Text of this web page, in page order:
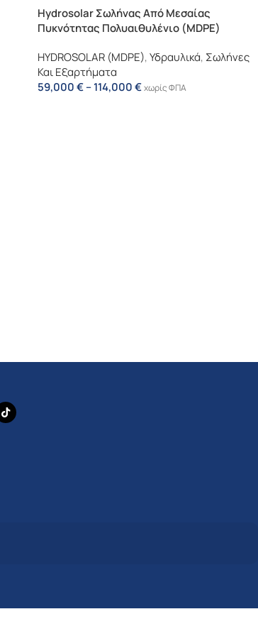
Hydrosolar Σωλήνας Από Μεσαίας
Πυκνότητας Πολυαιθυλένιο (MDPE)
HYDROSOLAR (MDPE),Υδραυλικά, Σωλήνες
Και Εξαρτήματα
59,000€–114,000€χωρίς ΦΠΑ